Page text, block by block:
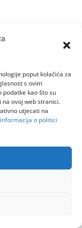
poput kolačića za
s ovim
kao što su
ovoj web stranici.
utjecati na
o politici